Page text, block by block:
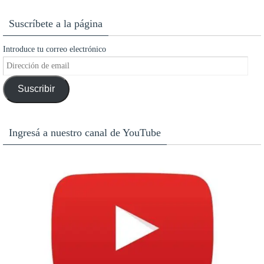
Suscríbete a la página
Introduce tu correo electrónico
Dirección
de
emailSuscribir
Ingresá a nuestro canal de YouTube